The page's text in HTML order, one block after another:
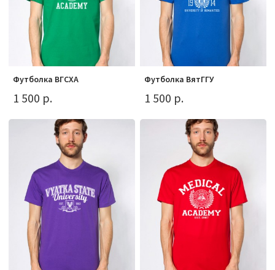
Футболка ВГСХА
1 500 р.
Футболка ВятГГУ
1 500 р.